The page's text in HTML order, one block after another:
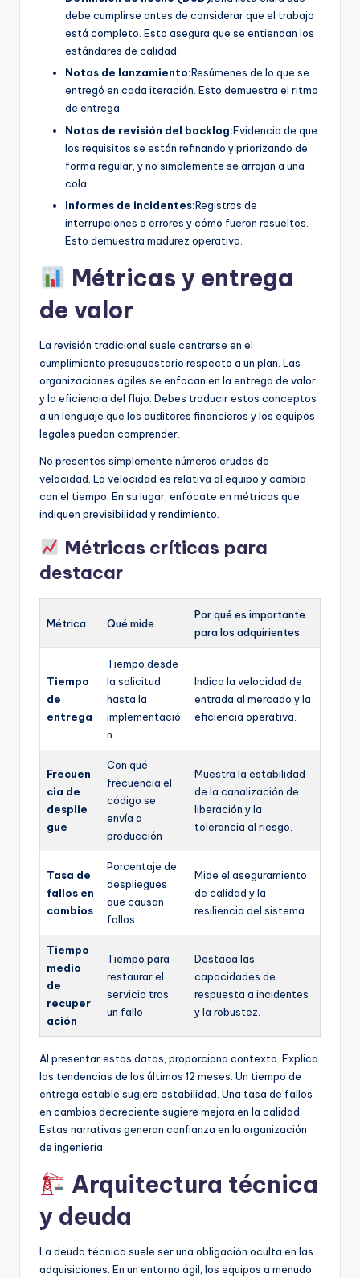
debe cumplirse antes de considerar que el trabajo
está completo. Esto asegura que se entiendan los
estándares de calidad.
Notas de lanzamiento:Resúmenes de lo que se
entregó en cada iteración. Esto demuestra el ritmo
de entrega.
Notas de revisión del backlog:Evidencia de que
los requisitos se están refinando y priorizando de
forma regular, y no simplemente se arrojan a una
cola.
Informes de incidentes:Registros de
interrupciones o errores y cómo fueron resueltos.
Esto demuestra madurez operativa.
Métricas y entrega
de valor
La revisión tradicional suele centrarse en el
cumplimiento presupuestario respecto a un plan. Las
organizaciones ágiles se enfocan en la entrega de valor
y la eficiencia del flujo. Debes traducir estos conceptos
a un lenguaje que los auditores financieros y los equipos
legales puedan comprender.
No presentes simplemente números crudos de
velocidad. La velocidad es relativa al equipo y cambia
con el tiempo. En su lugar, enfócate en métricas que
indiquen previsibilidad y rendimiento.
Métricas críticas para
destacar
Métrica Qué mide
Por qué es importante
para los adquirientes
Tiempo
de
entrega
Tiempo desde
la solicitud
hasta la
implementació
n
Indica la velocidad de
entrada al mercado y la
eficiencia operativa.
Frecuen
cia de
desplie
gue
Con qué
frecuencia el
código se
envía a
producción
Muestra la estabilidad
de la canalización de
liberación y la
tolerancia al riesgo.
Tasa de
fallos en
cambios
Porcentaje de
despliegues
que causan
fallos
Mide el aseguramiento
de calidad y la
resiliencia del sistema.
Tiempo
medio
de
recuper
ación
Tiempo para
restaurar el
servicio tras
un fallo
Destaca las
capacidades de
respuesta a incidentes
y la robustez.
Al presentar estos datos, proporciona contexto. Explica
las tendencias de los últimos 12 meses. Un tiempo de
entrega estable sugiere estabilidad. Una tasa de fallos
en cambios decreciente sugiere mejora en la calidad.
Estas narrativas generan confianza en la organización
de ingeniería.
Arquitectura técnica
y deuda
La deuda técnica suele ser una obligación oculta en las
adquisiciones. En un entorno ágil, los equipos a menudo